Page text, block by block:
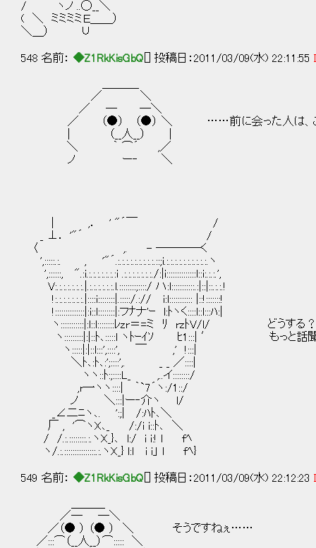
/ ヽノ ..◯__＼
( ＼ ミミミミＥ＿＿）
＼＿） ∪
548 名前： ◆Z1RkKisGbQ [] 投稿日：2011/03/09(水) 22:11:55
／ ＼
／ ─ ─＼
／ （●） （●） ＼ ……前に会った人は、これ
| （__人__） |
＼ ｀ ⌒´ ,／
ノ ー‐ ＼
| ,． ' "´￣ /
_ ⊥． '"´ /
〈 ,. - ────く
',:::::.:. , '"´.:.:.:.:.:.:.:.:.:.::;i.:.:.:.:.:.:.:.:.:.:.ヽ
',::::::, ".:i.:.:.:.:.:.:.:i .:.:.:.:.:.:.:./:|i::::::::::::::l::i:.:.:.',
V:.:.:.:.:.:.:.|.:.:.:.:.:.:.l.::::::::;::::/ ハ:l:::::::::::.:|::|::.:.:.!
!:.:.:.:.:.:.:.|::::i::::::::|.:::::/.:// i:l::::::::::: |::!:::::::!
!::::::::::::::|:i::l::::::::|:フﾅナ'ｰ l:ﾄヽく::::l::l:::ﾊ:|
ヽ:::::::::::|:l::l::::::::ﾚzr＝=ミ ﾘ rzﾄV/l/ どうする
ヽ:::::::::|:|::ﾄ､:::::l ヽﾄｰｲｿ ﾋ1:::| ′ もっと話聞
ヽ:::::|:|::l:::',::::', ￣ ,' !:::|
＼ﾄ､:ﾄ､:';::::',. _ _ ／::::|
ヽヽ::ﾄ:;::::L_ ,..イ::::::::/
,r一ヽヽ::::| ｀`7´ヽ:/1::/
ノ ＼:::|ー‐介ヽ l/
_∠二ﾆヽ､. ':;| /:ﾊﾄ､＼
厂 , '⌒ヽX､_ /:/i i::ﾄ､ ＼
/ /.:.::::::::.:.ヽX_}､ l:/ i i:! l fﾍ
ヽ/.:.:::::::::::::::.:.ヽX_} l:l i i」 l fﾍ}
549 名前： ◆Z1RkKisGbQ [] 投稿日：2011/03/09(水) 22:12:23
／─ ─＼
／（● ） （● ） ＼ そうですねぇ……
／:::⌒（__人__）⌒::::: ＼